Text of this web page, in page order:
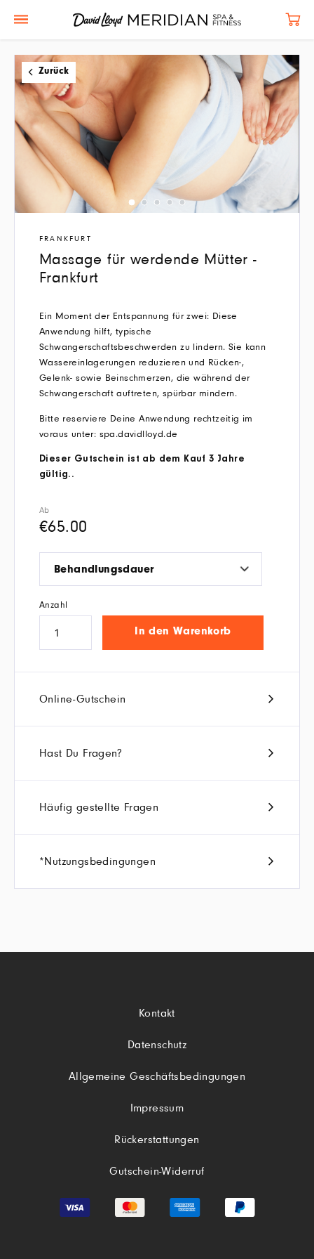
Zurück
FRANKFURT
Massage für werdende Mütter -
Frankfurt
Ein Moment der Entspannung für zwei: Diese
Anwendung hilft, typische
Schwangerschaftsbeschwerden zu lindern. Sie kann
Wassereinlagerungen reduzieren und Rücken-,
Gelenk- sowie Beinschmerzen, die während der
Schwangerschaft auftreten, spürbar mindern.
Bitte reserviere Deine Anwendung rechtzeitig im
voraus unter: spa.davidlloyd.de
Dieser Gutschein ist ab dem Kauf 3 Jahre
gültig..
Ab
€65.00
Behandlungsdauer
Anzahl
In den Warenkorb
Online-Gutschein
Hast Du Fragen?
Häufig gestellte Fragen
*Nutzungsbedingungen
Kontakt
Datenschutz
Allgemeine Geschäftsbedingungen
Impressum
Rückerstattungen
Gutschein-Widerruf